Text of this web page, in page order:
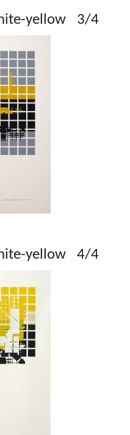
yellow 3/4
yellow 4/4